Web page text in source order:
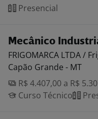
Presencial
Mecânico
FRIGOMARCA LTDA /
Capão Grande - MT
R$ 4.407,00 a R$
Curso Técnico